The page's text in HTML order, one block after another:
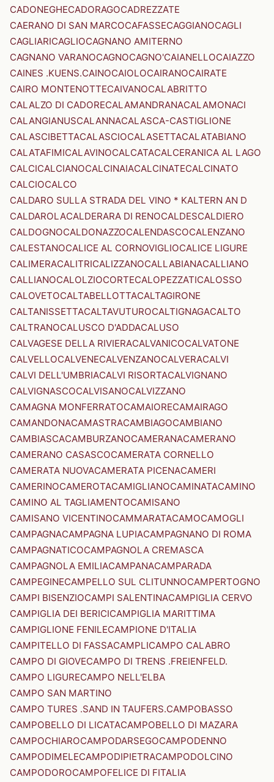
CADONEGHECADORAGOCADREZZATE
CAERANO DI SAN MARCOCAFASSECAGGIANOCAGLI
CAGLIARICAGLIOCAGNANO AMITERNO
CAGNANO VARANOCAGNOCAGNO'CAIANELLOCAIAZZO
CAINES .KUENS.CAINOCAIOLOCAIRANOCAIRATE
CAIRO MONTENOTTECAIVANOCALABRITTO
CALALZO DI CADORECALAMANDRANACALAMONACI
CALANGIANUSCALANNACALASCA-CASTIGLIONE
CALASCIBETTACALASCIOCALASETTACALATABIANO
CALATAFIMICALAVINOCALCATACALCERANICA AL LAGO
CALCICALCIANOCALCINAIACALCINATECALCINATO
CALCIOCALCO
CALDARO SULLA STRADA DEL VINO * KALTERN AN D
CALDAROLACALDERARA DI RENOCALDESCALDIERO
CALDOGNOCALDONAZZOCALENDASCOCALENZANO
CALESTANOCALICE AL CORNOVIGLIOCALICE LIGURE
CALIMERACALITRICALIZZANOCALLABIANACALLIANO
CALLIANOCALOLZIOCORTECALOPEZZATICALOSSO
CALOVETOCALTABELLOTTACALTAGIRONE
CALTANISSETTACALTAVUTUROCALTIGNAGACALTO
CALTRANOCALUSCO D'ADDACALUSO
CALVAGESE DELLA RIVIERACALVANICOCALVATONE
CALVELLOCALVENECALVENZANOCALVERACALVI
CALVI DELL'UMBRIACALVI RISORTACALVIGNANO
CALVIGNASCOCALVISANOCALVIZZANO
CAMAGNA MONFERRATOCAMAIORECAMAIRAGO
CAMANDONACAMASTRACAMBIAGOCAMBIANO
CAMBIASCACAMBURZANOCAMERANACAMERANO
CAMERANO CASASCOCAMERATA CORNELLO
CAMERATA NUOVACAMERATA PICENACAMERI
CAMERINOCAMEROTACAMIGLIANOCAMINATACAMINO
CAMINO AL TAGLIAMENTOCAMISANO
CAMISANO VICENTINOCAMMARATACAMOCAMOGLI
CAMPAGNACAMPAGNA LUPIACAMPAGNANO DI ROMA
CAMPAGNATICOCAMPAGNOLA CREMASCA
CAMPAGNOLA EMILIACAMPANACAMPARADA
CAMPEGINECAMPELLO SUL CLITUNNOCAMPERTOGNO
CAMPI BISENZIOCAMPI SALENTINACAMPIGLIA CERVO
CAMPIGLIA DEI BERICICAMPIGLIA MARITTIMA
CAMPIGLIONE FENILECAMPIONE D'ITALIA
CAMPITELLO DI FASSACAMPLICAMPO CALABRO
CAMPO DI GIOVECAMPO DI TRENS .FREIENFELD.
CAMPO LIGURECAMPO NELL'ELBA
CAMPO SAN MARTINO
CAMPO TURES .SAND IN TAUFERS.CAMPOBASSO
CAMPOBELLO DI LICATACAMPOBELLO DI MAZARA
CAMPOCHIAROCAMPODARSEGOCAMPODENNO
CAMPODIMELECAMPODIPIETRACAMPODOLCINO
CAMPODOROCAMPOFELICE DI FITALIA